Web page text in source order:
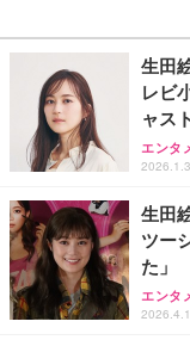
ンダ
￥487
【
ント
【フレ
エレ
701-B
￥
SSD
型PC
力
コン
￥
【ミ
MAX
2GB
VMe/
ミニ
d
定 最
1/
￥
ガン
￥
HP 有
￥723
エレ
線
サイ
￥
生田
レビ
ャス
エンタ
生田
ツー
た」
エンタ